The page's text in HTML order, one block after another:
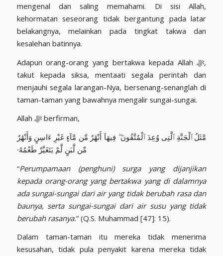
mengenal dan saling memahami. Di sisi Allah,
kehormatan seseorang tidak bergantung pada latar
belakangnya, melainkan pada tingkat takwa dan
kesalehan batinnya.
Adapun orang-orang yang bertakwa kepada Allah ﷻ,
takut kepada siksa, mentaati segala perintah dan
menjauhi segala larangan-Nya, bersenang-senanglah di
taman-taman yang bawahnya mengalir sungai-sungai.
Allah ﷻ berfirman,
مَّثَلُ ٱلْجَنَّةِ ٱلَّتِى وُعِدَ ٱلْمُتَّقُونَ ۖ فِيهَآ أَنْهَٰرٌ مِّن مَّآءٍ غَيْرِ ءَاسِنٍ وَأَنْهَٰرٌ
مِّن لَّبَنٍ لَّمْ يَتَغَيَّرْ طَعْمُهُۥ
“Perumpamaan (penghuni) surga yang dijanjikan
kepada orang-orang yang bertakwa yang di dalamnya
ada sungai-sungai dari air yang tidak berubah rasa dan
baunya, serta sungai-sungai dari air susu yang tidak
berubah rasanya.” (Q.S. Muhammad [47]: 15).
Dalam taman-taman itu mereka tidak menerima
kesusahan, tidak pula penyakit karena mereka tidak